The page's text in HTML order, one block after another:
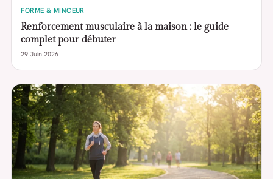
FORME & MINCEUR
Renforcement musculaire à la maison : le guide
complet pour débuter
29 Juin 2026